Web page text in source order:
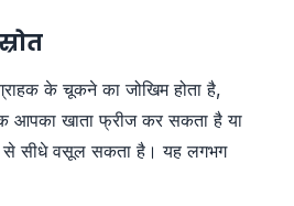
के चूकने का जोखिम होता है,
आपका खाता फ्रीज कर सकता है या
से सीधे वसूल सकता है। यह लगभग